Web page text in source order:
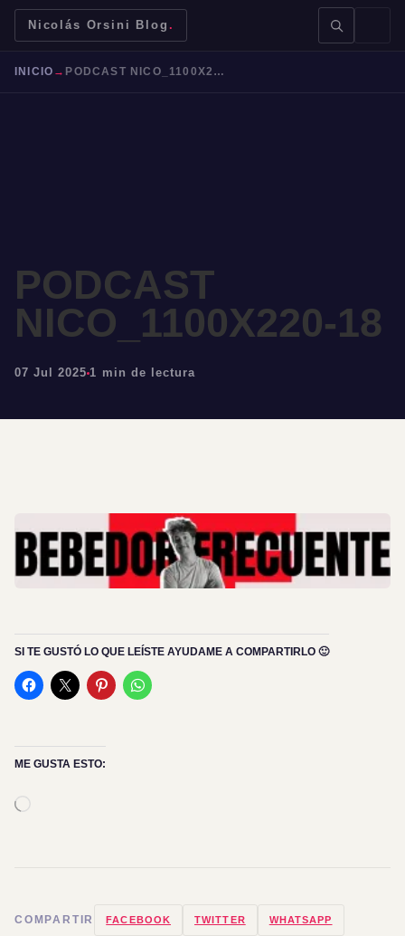
Nicolás Orsini Blog .
Mendoza Malbec
INICIO → PODCAST NICO_1100X220-18
PODCAST
NICO_1100X220-18
07 Jul 2025 1 min de lectura
SI TE GUSTÓ LO QUE LEÍSTE AYUDAME A COMPARTIRLO 🙂
ME GUSTA ESTO:
COMPARTIR FACEBOOK TWITTER WHATSAPP